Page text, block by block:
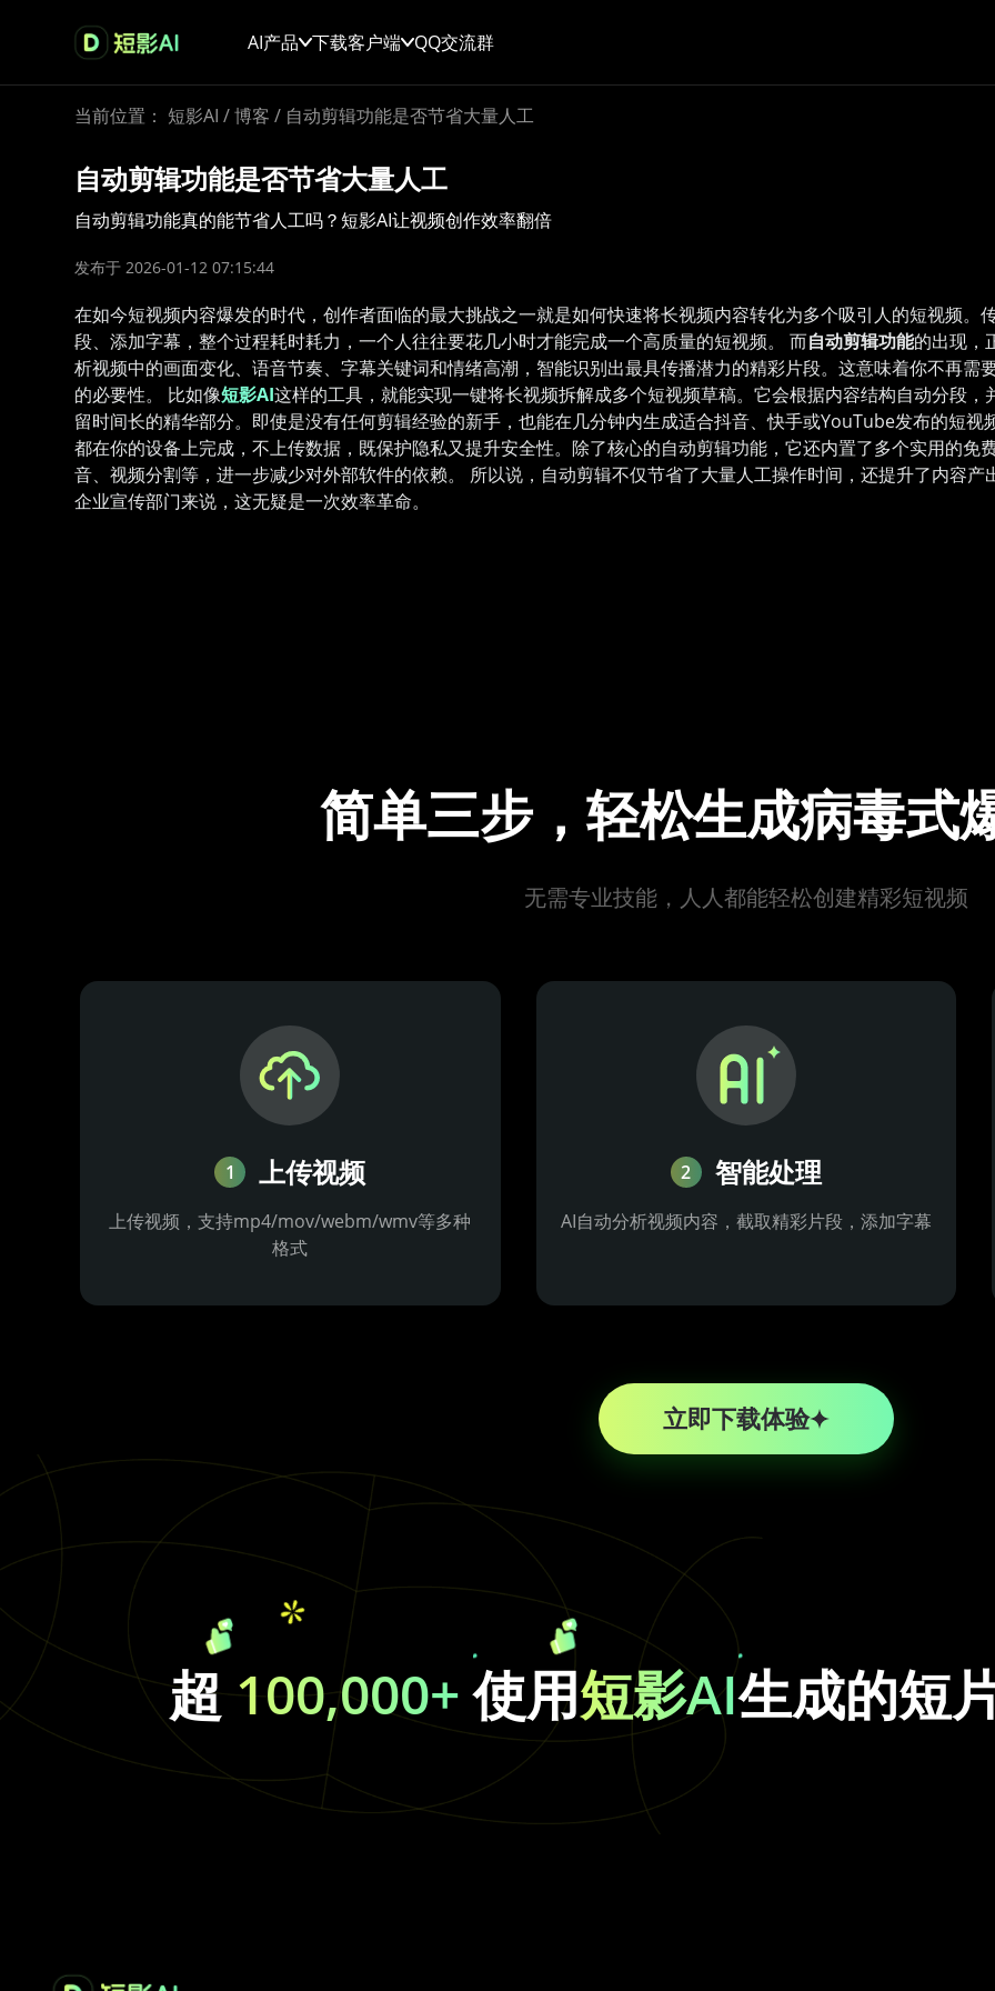
AI产品 下载客户端 QQ交流群
当前位置： 短影AI /博客 / 自动剪辑功能是否节省大量人工
自动剪辑功能是否节省大量人工
自动剪辑功能真的能节省人工吗？短影AI让视频创作效率翻倍
发布于 2026-01-12 07:15:44
在如今短视频内容爆发的时代，创作者面临的最大挑战之一就是如何快速将长视频内容转化为多个吸引人的短视频
段、添加字幕，整个过程耗时耗力，一个人往往要花几小时才能完成一个高质量的短视频。 而自动剪辑功能的出现，
析视频中的画面变化、语音节奏、字幕关键词和情绪高潮，智能识别出最具传播潜力的精彩片段。这意味着你不再
的必要性。 比如像短影AI这样的工具，就能实现一键将长视频拆解成多个短视频草稿。它会根据内容结构自动分段
留时间长的精华部分。即使是没有任何剪辑经验的新手，也能在几分钟内生成适合抖音、快手或YouTube发布的短
都在你的设备上完成，不上传数据，既保护隐私又提升安全性。除了核心的自动剪辑功能，它还内置了多个实用的免
音、视频分割等，进一步减少对外部软件的依赖。 所以说，自动剪辑不仅节省了大量人工操作时间，还提升了内容
企业宣传部门来说，这无疑是一次效率革命。
简单三步，轻松生成病毒式
无需专业技能，人人都能轻松创建精彩短视频
1 上传视频
上传视频，支持mp4/mov/webm/wmv等多种
格式
2 智能处理
AI自动分析视频内容，截取精彩片段，添加字幕
立即下载体验
超 100,000+使用短影AI生成的短